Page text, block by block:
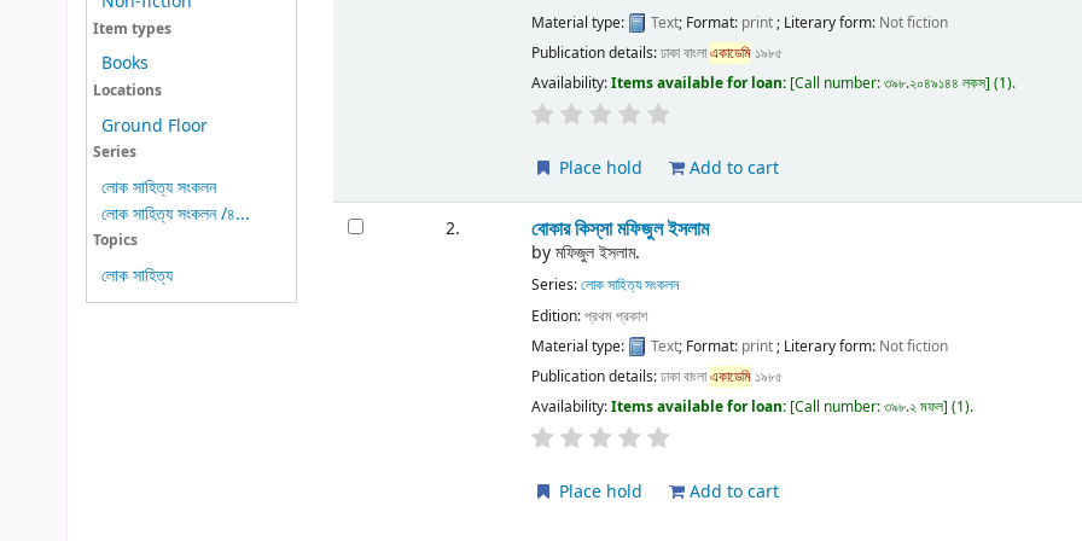
Item types
Books
Locations
Ground Floor
Series
লোক সাহিত্য সংকলন
লোক সাহিত্য সংকলন /৪...
Topics
লোক সাহিত্য
Material type:
Text; Format: print; Literary form: Not fiction
Publication details:ঢাকাবাংলাএকাডেমি ১৯৮৫
Availability:Items available for loan: Call number:৩৯৮.২০৪৯১৪৪ লকস (1).
Place hold Add to cart
2. বোকার কিস্‌সামফিজুল ইসলাম
byমফিজুল ইসলাম.
Series:লোক সাহিত্য সংকলন
Edition:প্রথম প্রকাশ
Material type:
Text; Format: print; Literary form: Not fiction
Publication details:ঢাকাবাংলাএকাডেমি ১৯৮৫
Availability:Items available for loan: Call number:৩৯৮.২ মফল (1).
Place hold Add to cart